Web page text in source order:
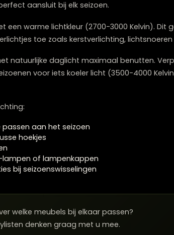
per seizoen?
factor bij het creëren van
nodig, maar ook meer sfeer.
die perfect aansluit bij elk seizoen.
met een warme lichtkleur (2700-
sfeerlichtjes toe zoals
juist het natuurlijke daglicht maximaal
verlichting: